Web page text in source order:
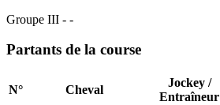
Groupe III - -
Partants de la course
N° Cheval
Jockey /
Entraîneur